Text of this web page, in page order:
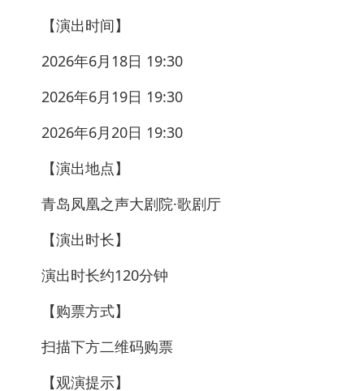
【演出时间】
2026年6月18日 19:30
2026年6月19日 19:30
2026年6月20日 19:30
【演出地点】
青岛凤凰之声大剧院·歌剧厅
【演出时长】
演出时长约120分钟
【购票方式】
扫描下方二维码购票
【观演提示】